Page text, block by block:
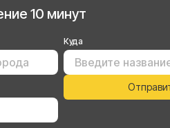
10 минут
Куда